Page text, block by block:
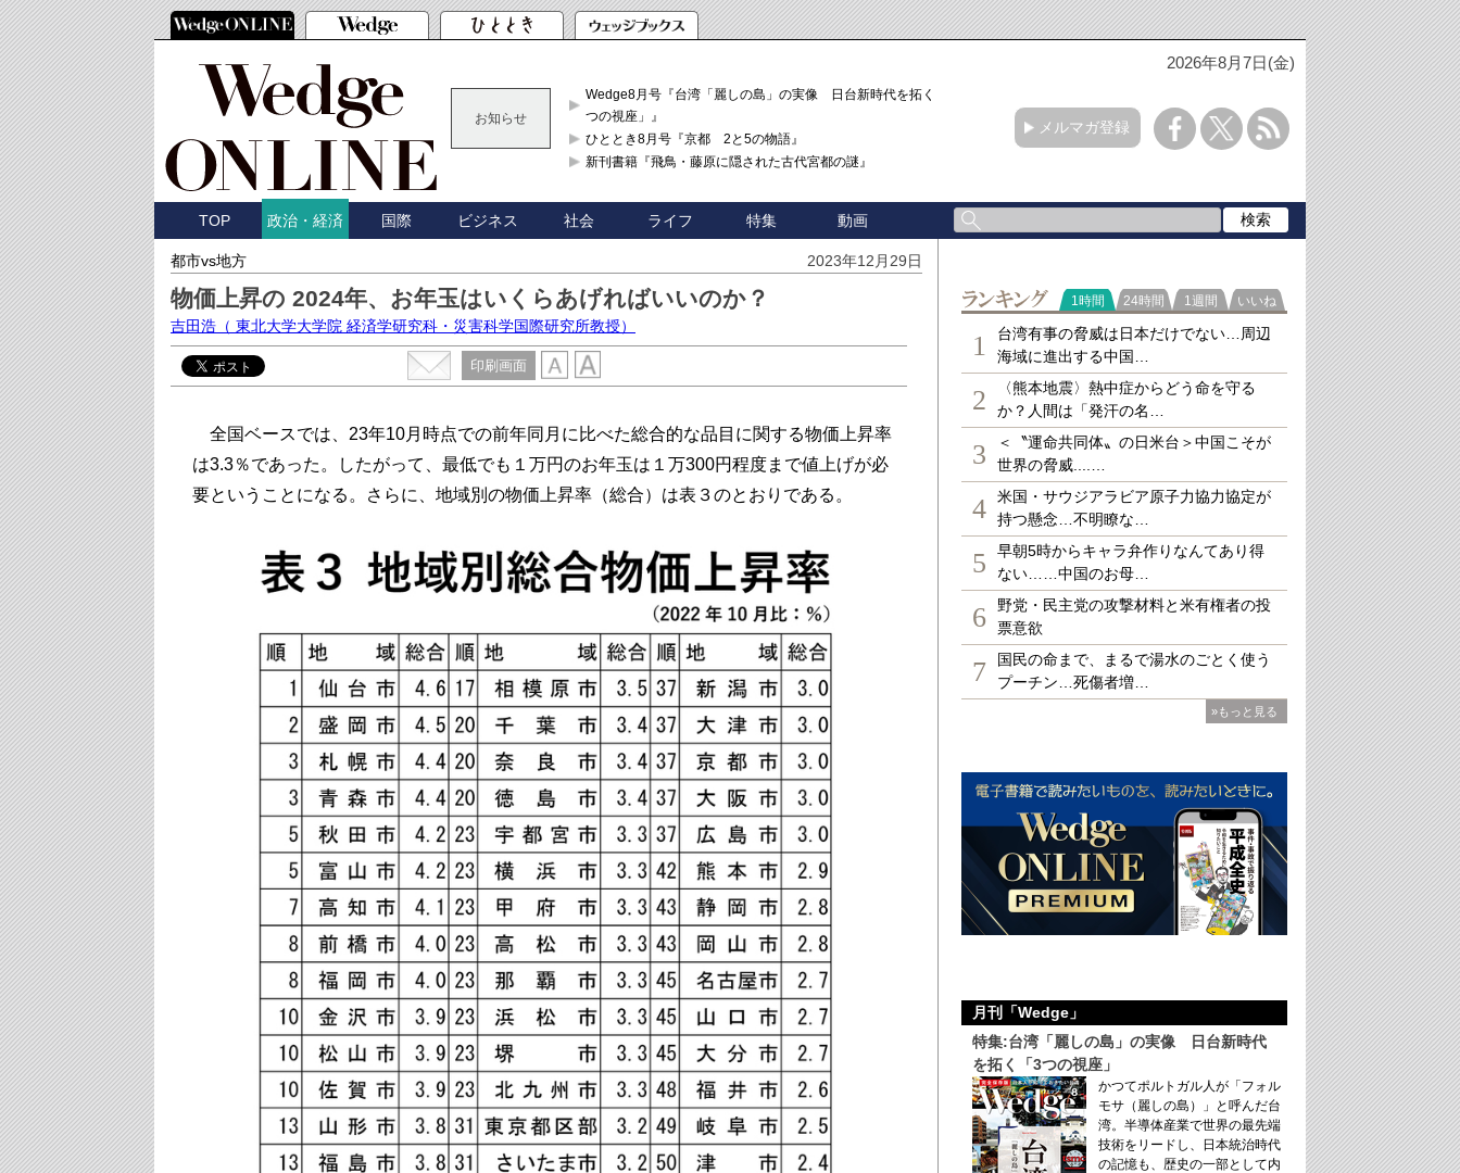
2026年8月7日(金)
お知らせ
Wedge8月号『台湾「麗しの島」の実像 日台新時代を拓く「3
つの視座」』
ひととき8月号『京都 2と5の物語』
新刊書籍『飛鳥・藤原に隠された古代宮都の謎』
メルマガ登録
TOP 政治・経済 国際 ビジネス 社会 ライフ 特集 動画
都市vs地方 2023年12月29日
物価上昇の 2024年、お年玉はいくらあげればいいのか？
吉田浩 （ 東北大学大学院 経済学研究科・災害科学国際研究所教授）
印刷画面
全国ベースでは、23年10月時点での前年同月に比べた総合的な品目に関する物価上昇率
は3.3％であった。したがって、最低でも１万円のお年玉は１万300円程度まで値上げが必
要ということになる。さらに、地域別の物価上昇率（総合）は表３のとおりである。
ランキング
1時間 24時間 1週間 いいね
1
台湾有事の脅威は日本だけでない…周辺
海域に進出する中国…
2
〈熊本地震〉熱中症からどう命を守る
か？人間は「発汗の名…
3
＜〝運命共同体〟の日米台＞中国こそが
世界の脅威....…
4
米国・サウジアラビア原子力協力協定が
持つ懸念…不明瞭な…
5
早朝5時からキャラ弁作りなんてあり得
ない……中国のお母…
6
野党・民主党の攻撃材料と米有権者の投
票意欲
7
国民の命まで、まるで湯水のごとく使う
プーチン…死傷者増…
»もっと見る
月刊「Wedge」
特集:台湾「麗しの島」の実像 日台新時代
を拓く「3つの視座」
かつてポルトガル人が「フォル
モサ（麗しの島）」と呼んだ台
湾。半導体産業で世界の最先端
技術をリードし、日本統治時代
の記憶も、歴史の一部として内